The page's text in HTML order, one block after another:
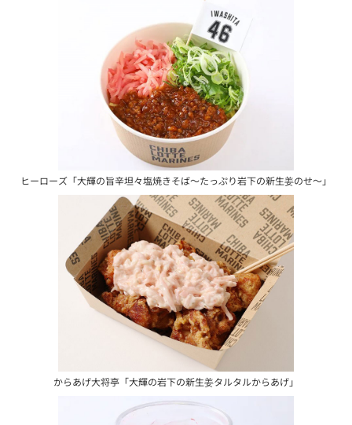
ヒーローズ 「大輝の旨辛坦々塩焼きそば～たっぷり岩下の新生姜のせ～」
からあげ大将亭 「大輝の岩下の新生姜タルタルからあげ」